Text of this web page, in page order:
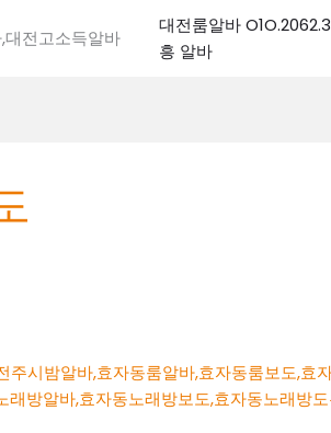
대전고소득알바
대전룸알바
흥 알바